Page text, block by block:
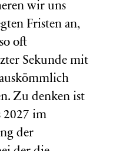
wir uns
Fristen an,
oft
Sekunde mit
Zu denken ist
2027 im
der